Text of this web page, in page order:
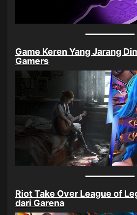
Game Keren Yang Jarang
Gamers
Riot Take Over League of
dari Garena